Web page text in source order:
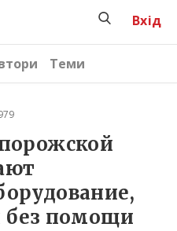
Теми
Вхід
без помощи